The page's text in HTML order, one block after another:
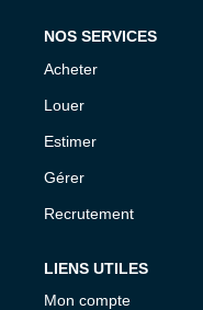
NOS SERVICES
Acheter
Louer
Estimer
Gérer
Recrutement
LIENS UTILES
Mon compte